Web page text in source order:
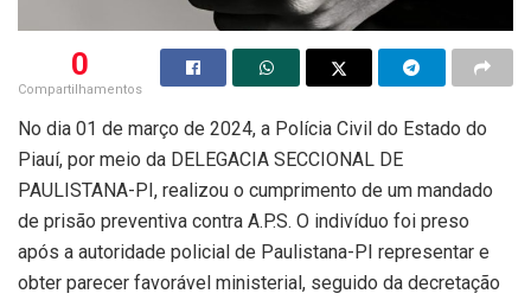
0
Compartilhamentos
No dia 01 de março de 2024, a Polícia Civil do Estado do
Piauí, por meio da DELEGACIA SECCIONAL DE
PAULISTANA-PI, realizou o cumprimento de um mandado
de prisão preventiva contra A.P.S. O indivíduo foi preso
após a autoridade policial de Paulistana-PI representar e
obter parecer favorável ministerial, seguido da decretação